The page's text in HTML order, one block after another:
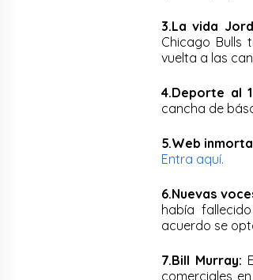
3.La vida
Chicago Bulls
vuelta a las
4.Deporte al
cancha de
5.Web
Entra aquí.
6.Nuevas
había
acuerdo se
7.Bill Murray:
comerciales